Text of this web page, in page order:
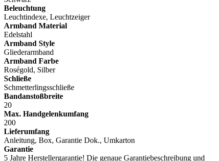
Beleuchtung
Leuchtindexe, Leuchtzeiger
Armband Material
Edelstahl
Armband Style
Gliederarmband
Armband Farbe
Roségold, Silber
Schließe
Schmetterlingsschließe
Bandanstoßbreite
20
Max. Handgelenkumfang
200
Lieferumfang
Anleitung, Box, Garantie Dok., Umkarton
Garantie
5 Jahre Herstellergarantie! Die genaue Garantiebeschreibung und